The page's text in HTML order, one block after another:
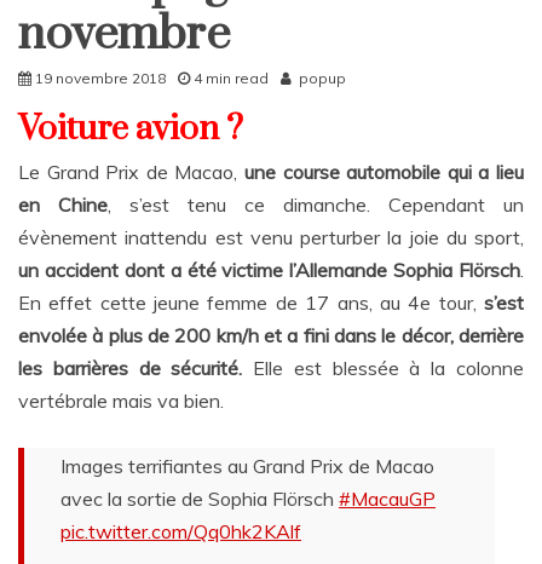
Rattrapages
novembre
19 novembre 2018 4 min read popup
Voiture avion ?
Le Grand Prix de Macao, une course automobile qui a lieu
en Chine, s’est tenu ce dimanche. Cependant un
évènement inattendu est venu perturber la joie du sport,
un accident dont a été victime l’Allemande Sophia Flörsch.
En effet cette jeune femme de 17 ans, au 4e tour, s’est
envolée à plus de 200 km/h et a fini dans le décor, derrière
les barrières de sécurité. Elle est blessée à la colonne
vertébrale mais va bien.
Images terrifiantes au Grand Prix de Macao
avec la sortie de Sophia Flörsch #MacauGP
pic.twitter.com/Qq0hk2KAlf